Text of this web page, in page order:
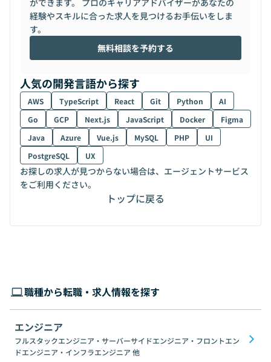
ができます。 プロのキャリアアドバイザーがあなたの
経験やスキルに合った求人を見つけるお手伝いをしま
す。
無料相談を予約する
人気の開発言語から探す
AWS TypeScript React Git Python
AI
Go
GCP Next.js JavaScript Docker
Figma
Java
Azure Vue.js MySQL PHP
UI
PostgreSQL
UX
お探しの求人が見つからない場合は、エージェントサービス
をご利用ください。
トップに戻る
職種から転職・求人情報を探す
エンジニア
フルスタックエンジニア・サーバーサイドエンジニア・フロントエン
ドエンジニア・インフラエンジニア 他